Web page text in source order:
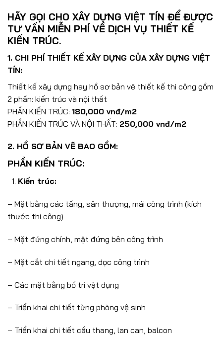
HÃY GỌI CHO XÂY DỰNG VIỆT TÍN ĐỂ ĐƯỢC
TƯ VẤN MIỄN PHÍ VỀ DỊCH VỤ THIẾT KẾ
KIẾN TRÚC.
1. CHI PHÍ THIẾT KẾ XÂY DỰNG CỦA XÂY DỰNG VIỆT
TÍN:
Thiết kế xây dựng hay hồ sơ bản vẽ thiết kế thi công gồm
2 phần: kiến trúc và nội thất
PHẦN KIẾN TRÚC: 180,000 vnđ/m2
PHẦN KIẾN TRÚC VÀ NỘI THẤT: 250,000 vnđ/m2
2. HỒ SƠ BẢN VẼ BAO GỒM:
PHẦN KIẾN TRÚC:
Kiến trúc:
– Mặt bằng các tầng, sân thượng, mái công trình (kích
thước thi công)
– Mặt đứng chính, mặt đứng bên công trình
– Mặt cắt chi tiết ngang, dọc công trình
– Các mặt bằng bố trí vật dụng
– Triển khai chi tiết từng phòng vệ sinh
– Triển khai chi tiết cầu thang, lan can, balcon